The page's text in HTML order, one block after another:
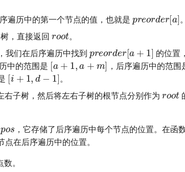
序遍历中的第一个节点的值，也就是
r e r[
。
，直接返回
o o t
。
，我们在后序遍历中找到
r e +1]
的位置
中的范围是
[a+1,a+m]
，后序遍历中的范围
[i+1,d−1 ]
。
子树，然后将左右子树的根节点分别作为
，它存储了后序遍历中每个节点的位置。在函
在后序遍历中的位置。
。